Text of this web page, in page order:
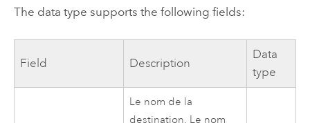
The data type supports the following fields:
Field Description
Data
type
Le nom de la
destination. Le nom